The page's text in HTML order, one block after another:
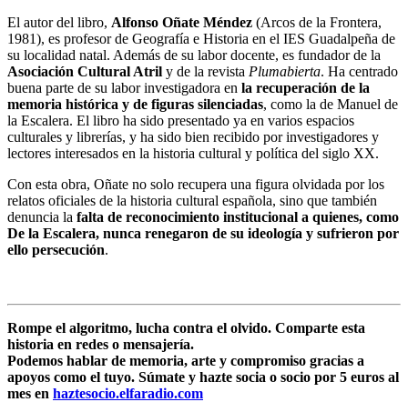
El autor del libro, Alfonso Oñate Méndez (Arcos de la Frontera,
1981), es profesor de Geografía e Historia en el IES Guadalpeña de
su localidad natal. Además de su labor docente, es fundador de la
Asociación Cultural Atril y de la revista Plumabierta. Ha centrado
buena parte de su labor investigadora en la recuperación de la
memoria histórica y de figuras silenciadas, como la de Manuel de
la Escalera. El libro ha sido presentado ya en varios espacios
culturales y librerías, y ha sido bien recibido por investigadores y
lectores interesados en la historia cultural y política del siglo XX.
Con esta obra, Oñate no solo recupera una figura olvidada por los
relatos oficiales de la historia cultural española, sino que también
denuncia la falta de reconocimiento institucional a quienes, como
De la Escalera, nunca renegaron de su ideología y sufrieron por
ello persecución.
Rompe el algoritmo, lucha contra el olvido. Comparte esta
historia en redes o mensajería.
Podemos hablar de memoria, arte y compromiso gracias a
apoyos como el tuyo. Súmate y hazte socia o socio por 5 euros al
mes en haztesocio.elfaradio.com